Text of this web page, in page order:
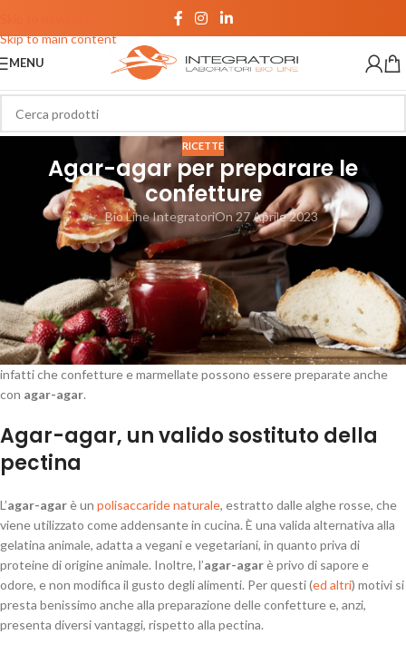
Skip to main content
MENU
RICETTE
Agar-agar per preparare le
confetture
Bio Line IntegratoriOn 27 Aprile 2023
Con questo articolo sull’
agar-agar, proseguiamo il filone sui prodotti
alimentari e, in particolar modo, su confetture e marmellate che abbiamo
inaugurato qualche settimana fa conquesto articolo
Nell’ultimo articoloabbiamo visto come, per preparare la marmellata
fatta in casa, si utilizzino due ingredienti: pectina e acido citrico. Oggi,
invece, vogliamo proporvi un’alternativa alla pectina. Non tutti sanno
infatti che confetture e marmellate possono essere preparate anche
con agar-agar.
Agar-agar, un valido sostituto della
pectina
L’agar-agarè un polisaccaride naturale, estratto dalle alghe rosse, che
viene utilizzato come addensante in cucina. È una valida alternativa alla
gelatina animale, adatta a vegani e vegetariani, in quanto priva di
proteine di origine animale. Inoltre, l’agar-agarè privo di sapore e
odore, e non modifica il gusto degli alimenti. Per questi (ed altri) motivi si
presta benissimo anche alla preparazione delle confetture e, anzi,
presenta diversi vantaggi, rispetto alla pectina.